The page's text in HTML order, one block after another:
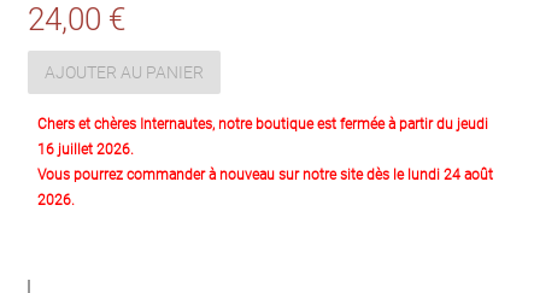
24,00 €
AJOUTER AU PANIER
Chers et chères Internautes, notre boutique est fermée à partir du jeudi
16 juillet 2026.
Vous pourrez commander à nouveau sur notre site dès le lundi 24 août
2026.